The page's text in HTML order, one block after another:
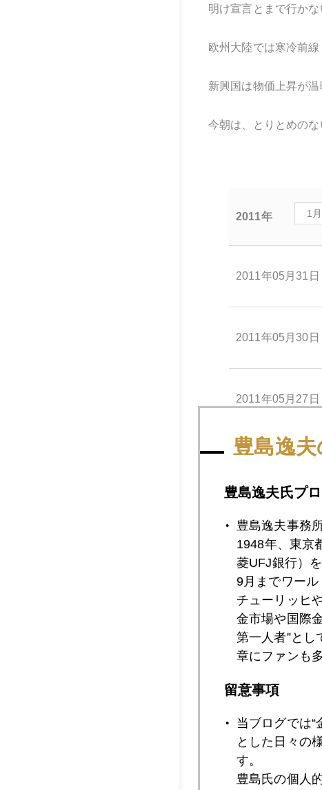
明け宣言とまで行かな
欧州大陸では寒冷前
新興国は物価上昇が
今朝は、とりとめのな
2011年 1月
2011年05月31日
2011年05月30日
2011年05月27日
2011年05月25日
2011年05月24日
2011年05月23日
2011年05月19日
2011年05月17日
豊島逸
豊島逸夫氏プ
豊島逸夫事務
1948年、東京
菱UFJ銀行）
9月までワー
チューリッヒ
金市場や国際
第一人者”と
章にファンも
留意事項
当ブログでは
とした日々の
す。
豊島氏の個人